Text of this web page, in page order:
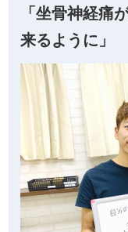
「坐骨神経痛
来るように」